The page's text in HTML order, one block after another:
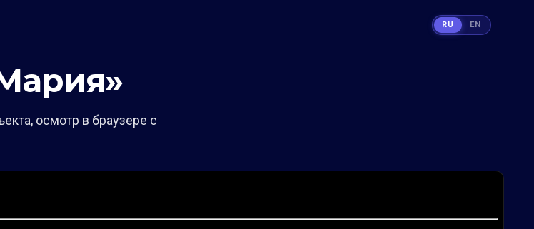
осмотр в браузере с
RU EN